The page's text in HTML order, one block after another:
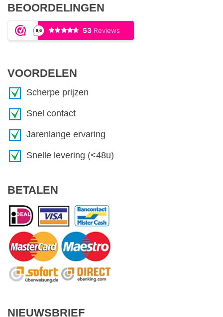
BEOORDELINGEN
VOORDELEN
Scherpe prijzen
Snel contact
Jarenlange ervaring
Snelle levering (<48u)
BETALEN
NIEUWSBRIEF